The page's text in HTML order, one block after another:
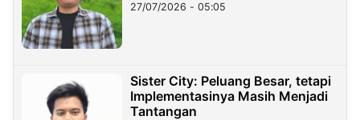
27/07/2026 - 05:05
Sister City: Peluang Besar, tetapi
Implementasinya Masih Menjadi
Tantangan